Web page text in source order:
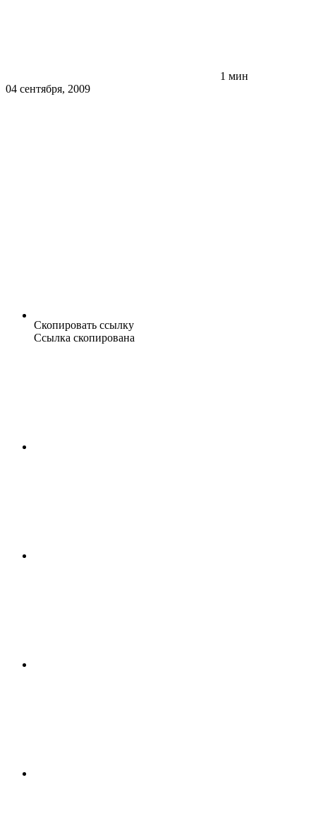
1 мин
04 сентября, 2009
Скопировать ссылку
Ссылка скопирована